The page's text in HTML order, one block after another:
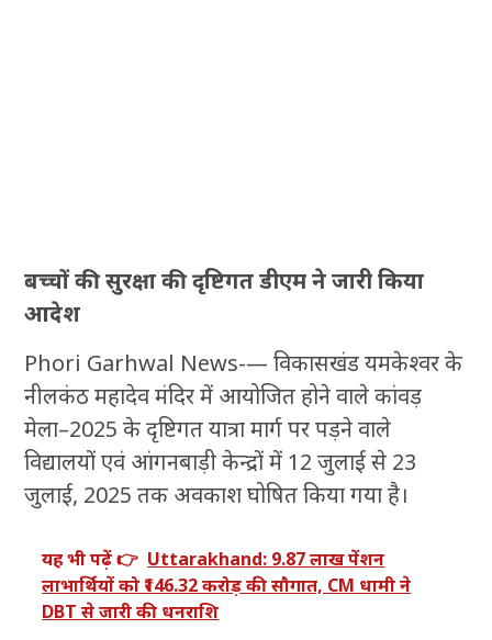
बच्चों की सुरक्षा की दृष्टिगत डीएम ने जारी किया
आदेश
Phori Garhwal News-— विकासखंड यमकेश्वर के
नीलकंठ महादेव मंदिर में आयोजित होने वाले कांवड़
मेला–2025 के दृष्टिगत यात्रा मार्ग पर पड़ने वाले
विद्यालयों एवं आंगनबाड़ी केन्द्रों में 12 जुलाई से 23
जुलाई, 2025 तक अवकाश घोषित किया गया है।
यह भी पढ़ें 👉 Uttarakhand: 9.87 लाख पेंशन
लाभार्थियों को ₹146.32 करोड़ की सौगात, CM धामी ने
DBT से जारी की धनराशि